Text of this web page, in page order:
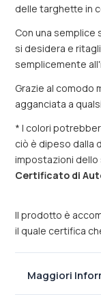
delle targhette in
Con una
si desidera e
semplicemente
Grazie al comodo
agganciata a
* I colori
ciò è dipeso dalla
impostazioni
Certificato di
Il prodotto è
il quale certifica
Maggiori